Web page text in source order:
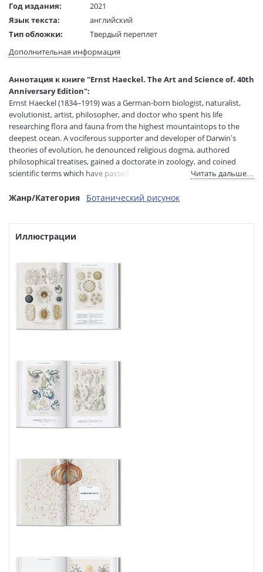
Год издания:
2021
Язык текста:
английский
Тип обложки:
Твердый переплет
Размеры в мм
(ДхШхВ):
223x162x40
Страниц:
512
Код товара:
1046345
Артикул:
157
ISBN:
978-3-8365-8428-9
В продаже с:
13.10.2020
Дополнительная информация
Аннотация к книге "Ernst Haeckel. The Art and Science of. 40th
Anniversary Edition":
Ernst Haeckel (1834–1919) was a German-born biologist, naturalist,
evolutionist, artist, philosopher, and doctor who spent his life
researching flora and fauna from the highest mountaintops to the
deepest ocean. A vociferous supporter and developer of Darwin’s
theories of evolution, he denounced religious dogma, authored
philosophical treatises, gained a doctorate in zoology, and coined
scientific terms which have passed into common usage, including
Читать дальше…
Жанр/Категория Ботанический рисунок
Иллюстрации